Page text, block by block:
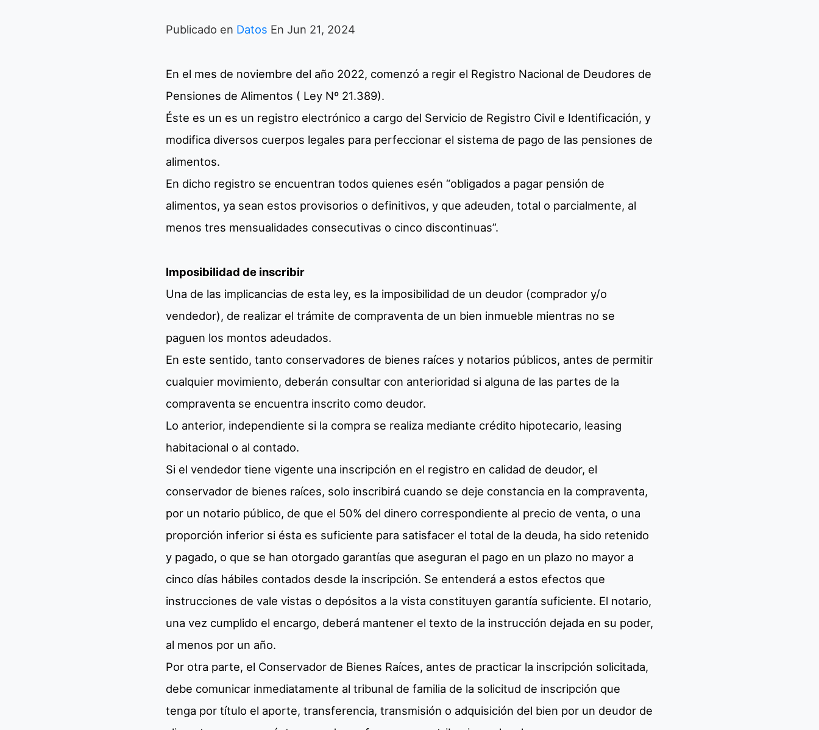
Publicado en Datos En Jun 21, 2024
En el mes de noviembre del año 2022, comenzó a regir el Registro Nacional de Deudores de
Pensiones de Alimentos ( Ley Nº 21.389).
Éste es un es un registro electrónico a cargo del Servicio de Registro Civil e Identificación, y
modifica diversos cuerpos legales para perfeccionar el sistema de pago de las pensiones de
alimentos.
En dicho registro se encuentran todos quienes esén “obligados a pagar pensión de
alimentos, ya sean estos provisorios o definitivos, y que adeuden, total o parcialmente, al
menos tres mensualidades consecutivas o cinco discontinuas”.
Imposibilidad de inscribir
Una de las implicancias de esta ley, es la imposibilidad de un deudor (comprador y/o
vendedor), de realizar el trámite de compraventa de un bien inmueble mientras no se
paguen los montos adeudados.
En este sentido, tanto conservadores de bienes raíces y notarios públicos, antes de permitir
cualquier movimiento, deberán consultar con anterioridad si alguna de las partes de la
compraventa se encuentra inscrito como deudor.
Lo anterior, independiente si la compra se realiza mediante crédito hipotecario, leasing
habitacional o al contado.
Si el vendedor tiene vigente una inscripción en el registro en calidad de deudor, el
conservador de bienes raíces, solo inscribirá cuando se deje constancia en la compraventa,
por un notario público, de que el 50% del dinero correspondiente al precio de venta, o una
proporción inferior si ésta es suficiente para satisfacer el total de la deuda, ha sido retenido
y pagado, o que se han otorgado garantías que aseguran el pago en un plazo no mayor a
cinco días hábiles contados desde la inscripción. Se entenderá a estos efectos que
instrucciones de vale vistas o depósitos a la vista constituyen garantía suficiente. El notario,
una vez cumplido el encargo, deberá mantener el texto de la instrucción dejada en su poder,
al menos por un año.
Por otra parte, el Conservador de Bienes Raíces, antes de practicar la inscripción solicitada,
debe comunicar inmediatamente al tribunal de familia de la solicitud de inscripción que
tenga por título el aporte, transferencia, transmisión o adquisición del bien por un deudor de